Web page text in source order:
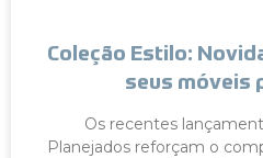
Coleção Estilo:
seus móveis
Os recentes
Planejados reforçam o